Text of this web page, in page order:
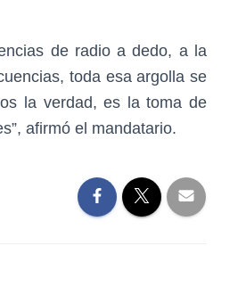
de radio a dedo, a la
toda esa argolla se
la verdad, es la toma de
afirmó el mandatario.